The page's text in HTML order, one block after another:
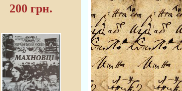
200 грн.